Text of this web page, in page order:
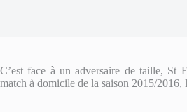
C’est face à un adversaire de taille, St
match à domicile de la saison 2015/2016,